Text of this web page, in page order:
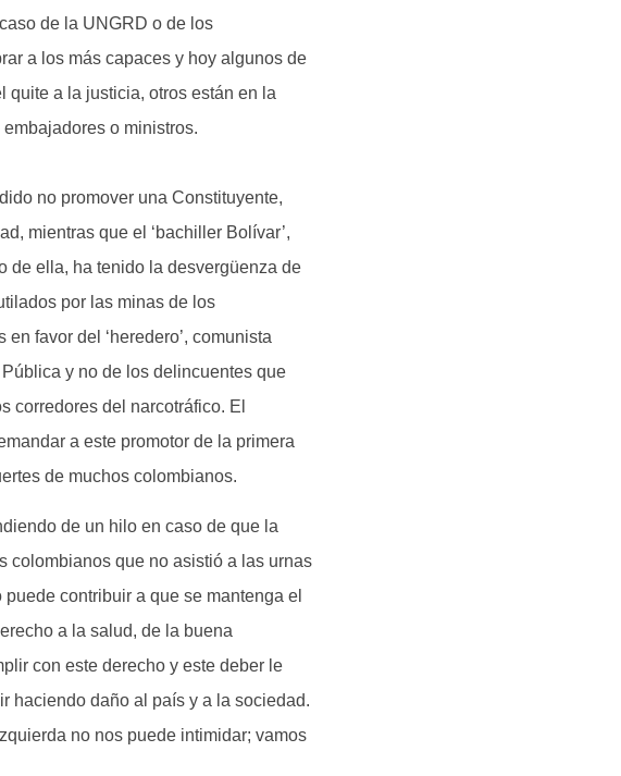
de la UNGRD o de los
a los más capaces y hoy algunos de
a la justicia, otros están en la
o ministros.
no promover una Constituyente,
mientras que el ‘bachiller Bolívar’,
de ella, ha tenido la desvergüenza de
por las minas de los
favor del ‘heredero’, comunista
y no de los delincuentes que
corredores del narcotráfico. El
a este promotor de la primera
de muchos colombianos.
de un hilo en caso de que la
colombianos que no asistió a las urnas
contribuir a que se mantenga el
a la salud, de la buena
con este derecho y este deber le
haciendo daño al país y a la sociedad.
no nos puede intimidar; vamos